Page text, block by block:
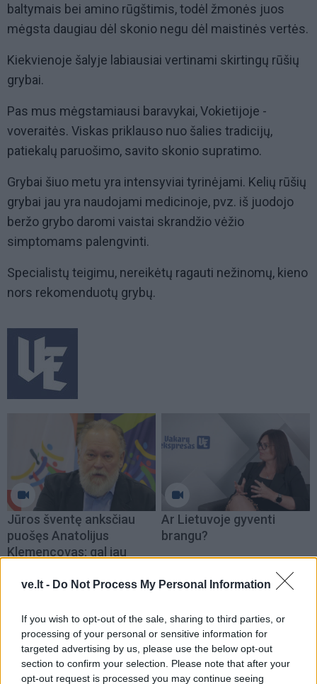
ve.lt - Do Not Process My Personal Information
If you wish to opt-out of the sale, sharing to third parties, or
processing of your personal or sensitive information for
targeted advertising by us, please use the below opt-out
section to confirm your selection. Please note that after your
opt-out request is processed you may continue seeing
baltymais bei amino rūgštimis, todėl žmonės juos
mėgsta daugiau dėl skonio negu dėl maistinės vertės.
Kiekvienoje šalyje labiausiai vertinami skirtingų rūšių
grybai.
Pas mus mėgstamiausi baravykai, Vokietijoje -
voveraitės. Viskas priklauso nuo šalies tradicijų,
patiekalų paruošimo, savito skonio supratimo.
Grybai šiuo metu yra intensyviai tyrinėjami. Kelių rūšių
grybai jau yra naudojami medicinoje, pvz. iš juodojo
beržo grybo daromi vaistai skrandžio vėžio
simptomams palengvinti.
Specialistų teigimu, nereikėtų ragauti nežinomų, kieno
nors rekomenduotų grybų.
Jūros šventę anksčiau
puošęs Anatolijus
Klemencovas: gal jau
Ar Lietuvoje gyventi
brangu?
Šiuo metu skaitomiausi
Trijų Zodiako ženklų jau